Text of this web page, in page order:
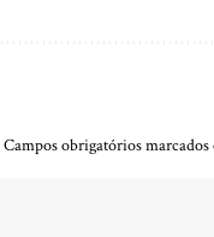
Campos obrigatórios marcados